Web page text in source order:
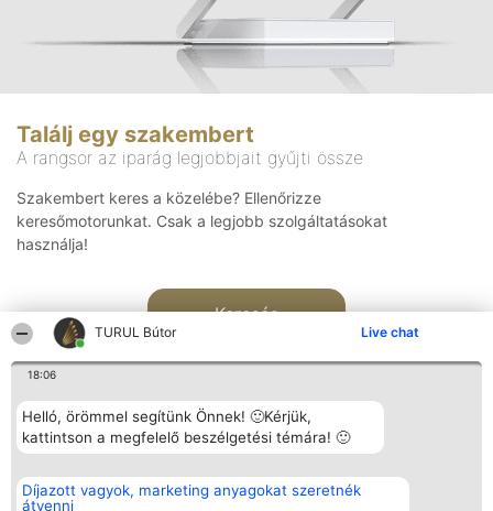
TURUL Bútor Live chat
18:06
Helló, örömmel segítünk Önnek! 🙂Kérjük,
kattintson a megfelelő beszélgetési témára! 🙂
Díjazott vagyok, marketing anyagokat szeretnék
átvenni
Találj egy szakembert
A rangsor az iparág legjobbjait gyűjti össze
Szakembert keres a közelébe? Ellenőrizze
keresőmotorunkat. Csak a legjobb szolgáltatásokat
használja!
Keresés
Rangsorszervező
SC Beautiful Company S.R.L.
Bulevardul Aleea Timișul De
Népszavazás
Nyertesek
Elérhetőség
Elérhetőség